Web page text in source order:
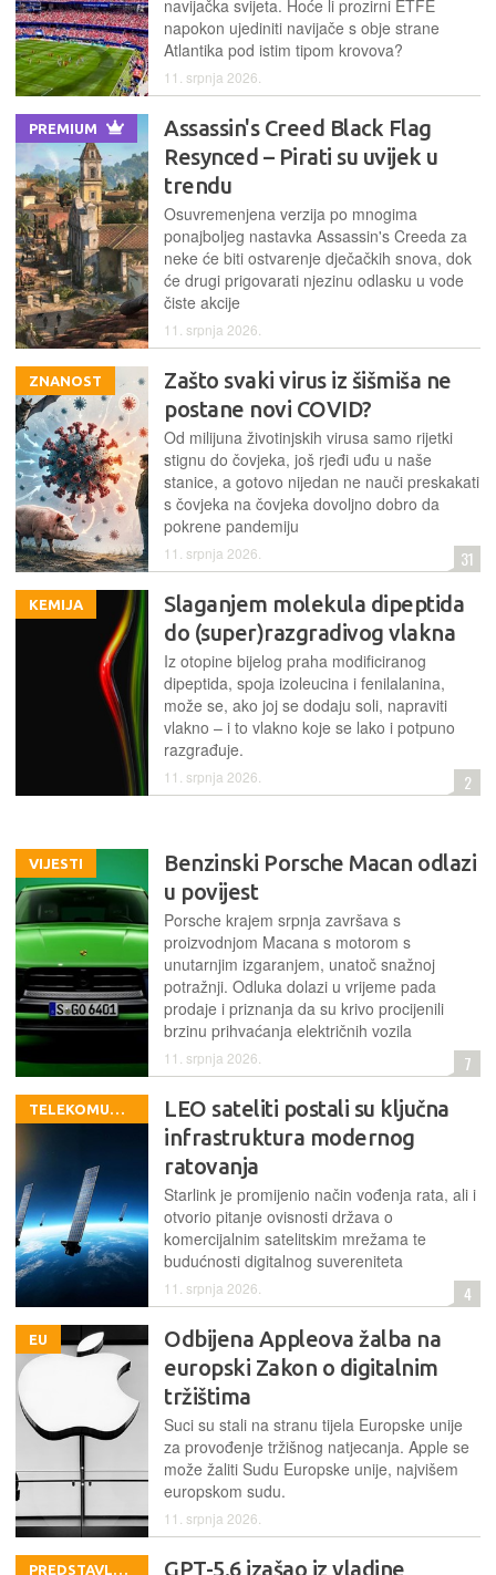
navijačka svijeta. Hoće li prozirni ETFE
napokon ujediniti navijače s obje strane
Atlantika pod istim tipom krovova?
11. srpnja 2026.
PREMIUM
Assassin's Creed Black Flag
Resynced – Pirati su uvijek u
trendu
Osuvremenjena verzija po mnogima
ponajboljeg nastavka Assassin's Creeda za
neke će biti ostvarenje dječačkih snova, dok
će drugi prigovarati njezinu odlasku u vode
čiste akcije
11. srpnja 2026.
ZNANOST
Zašto svaki virus iz šišmiša ne
postane novi COVID?
Od milijuna životinjskih virusa samo rijetki
stignu do čovjeka, još rjeđi uđu u naše
stanice, a gotovo nijedan ne nauči preskakati
s čovjeka na čovjeka dovoljno dobro da
pokrene pandemiju
11. srpnja 2026. 31
KEMIJA
Slaganjem molekula dipeptida
do (super)razgradivog vlakna
Iz otopine bijelog praha modificiranog
dipeptida, spoja izoleucina i fenilalanina,
može se, ako joj se dodaju soli, napraviti
vlakno – i to vlakno koje se lako i potpuno
razgrađuje.
11. srpnja 2026. 2
VIJESTI
Benzinski Porsche Macan odlazi
u povijest
Porsche krajem srpnja završava s
proizvodnjom Macana s motorom s
unutarnjim izgaranjem, unatoč snažnoj
potražnji. Odluka dolazi u vrijeme pada
prodaje i priznanja da su krivo procijenili
brzinu prihvaćanja električnih vozila
11. srpnja 2026. 7
TELEKOMUNIKACIJE
LEO sateliti postali su ključna
infrastruktura modernog
ratovanja
Starlink je promijenio način vođenja rata, ali i
otvorio pitanje ovisnosti država o
komercijalnim satelitskim mrežama te
budućnosti digitalnog suvereniteta
11. srpnja 2026. 4
EU
Odbijena Appleova žalba na
europski Zakon o digitalnim
tržištima
Suci su stali na stranu tijela Europske unije
za provođenje tržišnog natjecanja. Apple se
može žaliti Sudu Europske unije, najvišem
europskom sudu.
11. srpnja 2026.
PREDSTAVLJANJA
GPT-5.6 izašao iz vladine